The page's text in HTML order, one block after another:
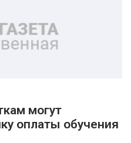
могут
оплаты обучения